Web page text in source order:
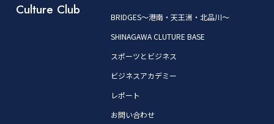
Culture Club
BRIDGES～港南・天王洲・北品川～
SHINAGAWA CLUTURE BASE
スポーツとビジネス
ビジネスアカデミー
レポート
お問い合わせ